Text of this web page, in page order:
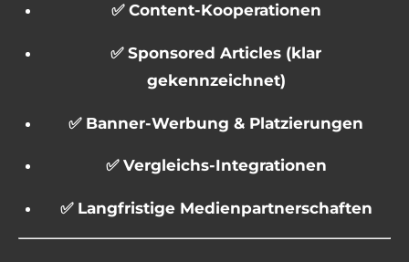
✅ Content-Kooperationen
✅ Sponsored Articles (klar
gekennzeichnet)
✅ Banner-Werbung & Platzierungen
✅ Vergleichs-Integrationen
✅ Langfristige Medienpartnerschaften